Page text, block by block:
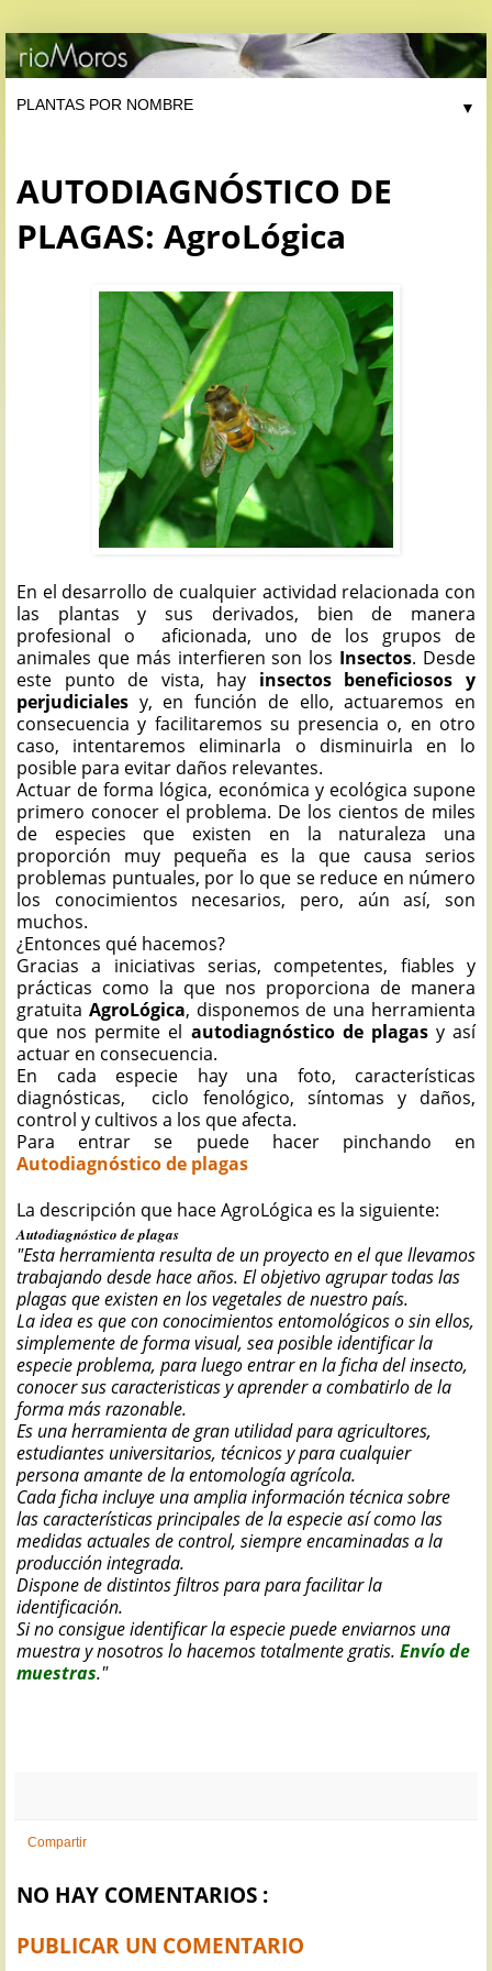
▼
AUTODIAGNÓSTICO DE
PLAGAS: AgroLógica
En el desarrollo de cualquier actividad relacionada con
las plantas y sus derivados, bien de manera
profesional o aficionada, uno de los grupos de
animales que más interfieren son los Insectos. Desde
este punto de vista, hay insectos beneficiosos y
perjudiciales y, en función de ello, actuaremos en
consecuencia y facilitaremos su presencia o, en otro
caso, intentaremos eliminarla o disminuirla en lo
posible para evitar daños relevantes.
Actuar de forma lógica, económica y ecológica supone
primero conocer el problema. De los cientos de miles
de especies que existen en la naturaleza una
proporción muy pequeña es la que causa serios
problemas puntuales, por lo que se reduce en número
los conocimientos necesarios, pero, aún así, son
muchos.
¿Entonces qué hacemos?
Gracias a iniciativas serias, competentes, fiables y
prácticas como la que nos proporciona de manera
gratuita AgroLógica, disponemos de una herramienta
que nos permite el autodiagnóstico de plagasy así
actuar en consecuencia.
En cada especie hay una foto, características
diagnósticas, ciclo fenológico, síntomas y daños,
control y cultivos a los que afecta.
Para entrar se puede hacer pinchando en
Autodiagnóstico de plagas
La descripción que hace AgroLógica es la siguiente:
Autodiagnóstico de plagas
"Esta herramienta resulta de un proyecto en el que llevamos
trabajando desde hace años. El objetivo agrupar todas las
plagas que existen en los vegetales de nuestro país.
La idea es que con conocimientos entomológicos o sin ellos,
simplemente de forma visual, sea posible identificar la
especie problema, para luego entrar en la ficha del insecto,
conocer sus caracteristicas y aprender a combatirlo de la
forma más razonable.
Es una herramienta de gran utilidad para agricultores,
estudiantes universitarios, técnicos y para cualquier
persona amante de la entomología agrícola.
Cada ficha incluye una amplia información técnica sobre
las características principales de la especie así como las
medidas actuales de control, siempre encaminadas a la
producción integrada.
Dispone de distintos filtros para para facilitar la
identificación.
Si no consigue identificar la especie puede enviarnos una
muestra y nosotros lo hacemos totalmente gratis. Envío de
muestras."
Compartir
NO HAY COMENTARIOS :
PUBLICAR UN COMENTARIO